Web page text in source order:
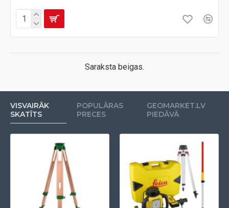
Saraksta beigas.
VISVAIRĀK
SKATĪTS
POPULĀRAS
PRECES
GEOMARKET.LV
PIEDĀVĀ